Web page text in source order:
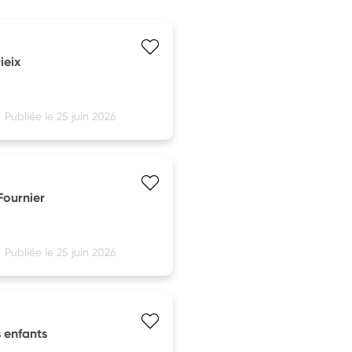
Publiée le 25 juin 2026
Publiée le 25 juin 2026
enfants